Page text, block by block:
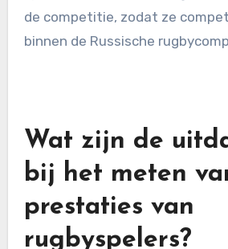
Coaches kunnen deze analyses
trends te identificeren, zoals
spelers benchmarken tegen de
de competitie, zodat ze
binnen de Russische